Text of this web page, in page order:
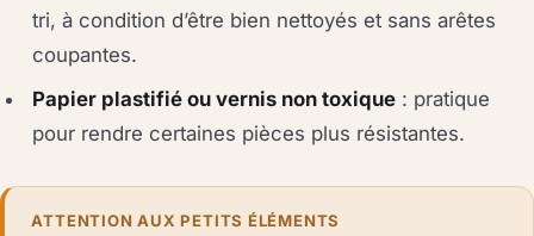
tri, à condition d’être bien nettoyés et sans arêtes
coupantes.
Papier plastifié ou vernis non toxique : pratique
pour rendre certaines pièces plus résistantes.
ATTENTION AUX PETITS ÉLÉMENTS